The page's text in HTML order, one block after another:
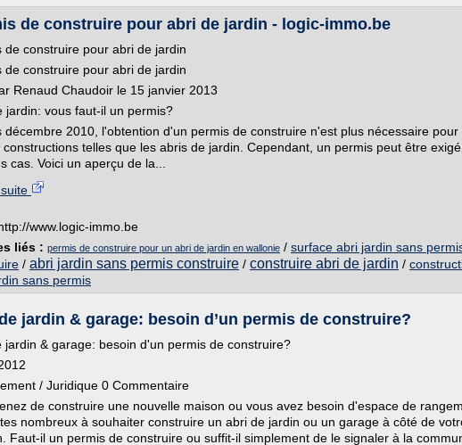
de construire pour abri de jardin - logic-immo.be
de construire pour abri de jardin
de construire pour abri de jardin
Renaud Chaudoir le 15 janvier 2013
jardin: vous faut-il un permis?
décembre 2010, l'obtention d'un permis de construire n'est plus nécessaire pour
constructions telles que les abris de jardin. Cependant, un permis peut être
cas. Voici un aperçu de la...
www.logic-immo.be
liés : permis de construire pour un abri de jardin en wallonie / surface abri jardin sans
/ abri jardin sans permis construire / construire abri de jardin /
sans permis
jardin & garage: besoin d’un permis de construire?
jardin & garage: besoin d'un permis de construire?
/ Juridique 0 Commentaire
de construire une nouvelle maison ou vous avez besoin d'espace de
nombreux à souhaiter construire un abri de jardin ou un garage à côté de
Faut-il un permis de construire ou suffit-il simplement de le signaler à la